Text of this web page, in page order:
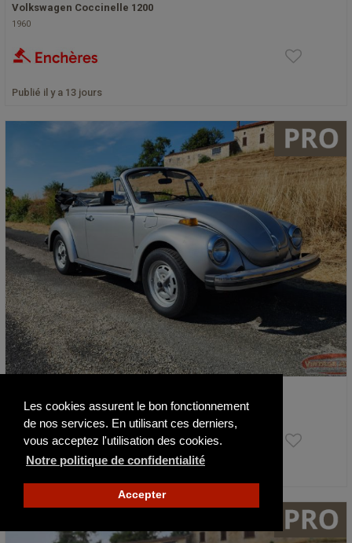
Les cookies assurent le bon fonctionnement
de nos services. En utilisant ces derniers,
vous acceptez l'utilisation des cookies.
Notre politique de confidentialité
Accepter
Volkswagen Coccinelle 1200
1960
Publié il y a 13 jours
1979
Prix sur demande